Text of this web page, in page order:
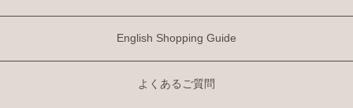
English Shopping Guide
よくあるご質問